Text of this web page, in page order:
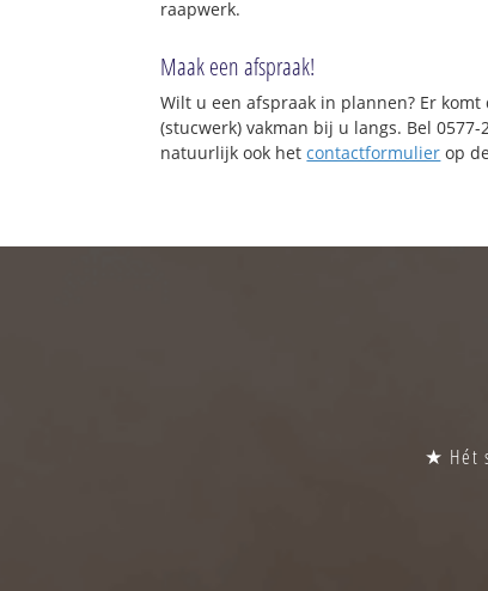
raapwerk.
Maak een afspraak!
Wilt u een afspraak in plannen? Er
(stucwerk) vakman bij u langs. Bel
natuurlijk ook hetcontactformulier op
★ Hét